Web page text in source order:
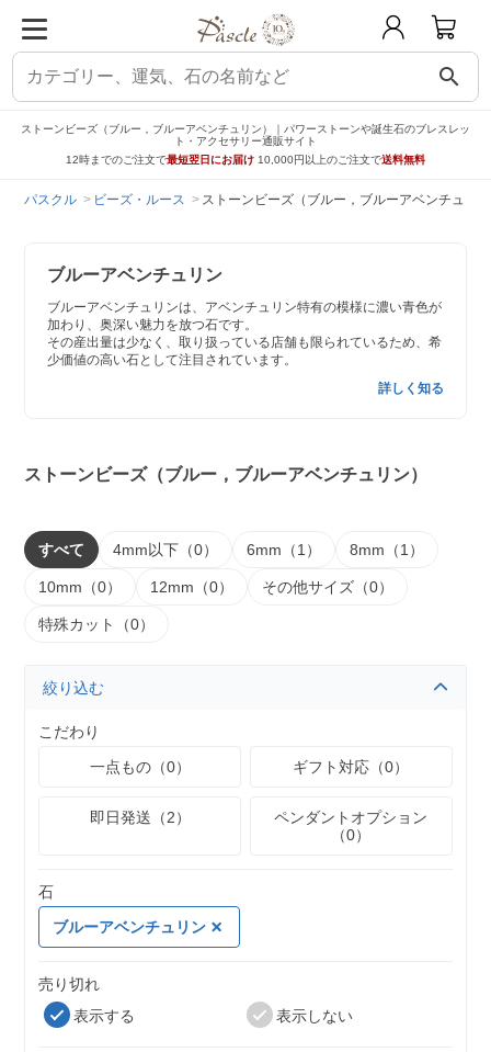
search
ストーンビーズ（ブルー，ブルーアベンチュリン）｜パワーストーンや誕生石のブレスレッ
ト・アクセサリー通販サイト
12時までのご注文で最短翌日にお届け 10,000円以上のご注文で送料無料
パスクル ビーズ・ルース ストーンビーズ（ブルー，ブルーアベンチュリ
ブルーアベンチュリン
ブルーアベンチュリンは、アベンチュリン特有の模様に濃い青色が
加わり、奥深い魅力を放つ石です。
その産出量は少なく、取り扱っている店舗も限られているため、希
少価値の高い石として注目されています。
詳しく知る
ストーンビーズ（ブルー，ブルーアベンチュリン）
すべて 4mm以下（0） 6mm（1） 8mm（1）
10mm（0） 12mm（0） その他サイズ（0）
特殊カット（0）
絞り込む
こだわり
一点もの（0）
ギフト対応（0）
即日発送（2）
ペンダントオプション
（0）
石
ブルーアベンチュリン
売り切れ
表示する
表示しない